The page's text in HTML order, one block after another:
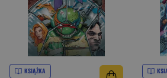
KSIĄŻKA